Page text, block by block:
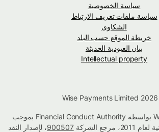
سياسة الخصوصية
ملفات تعريف الارتباط
الشكاوى
خريطة الموقع حسب البلد
بيان العبودية الحديثة
Intellectual property
تم اعتماد شركة Wise بواسطة Financial Conduct Authority بموجب
الشركة
900507، لإصدار النقد